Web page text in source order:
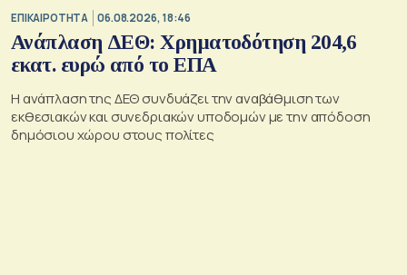
ΕΠΙΚΑΙΡΟΤΗΤΑ 06.08.2026, 18:46
Ανάπλαση ΔΕΘ: Χρηματοδότηση 204,6
εκατ. ευρώ από το ΕΠΑ
Η ανάπλαση της ΔΕΘ συνδυάζει την αναβάθμιση των
εκθεσιακών και συνεδριακών υποδομών με την απόδοση
δημόσιου χώρου στους πολίτες